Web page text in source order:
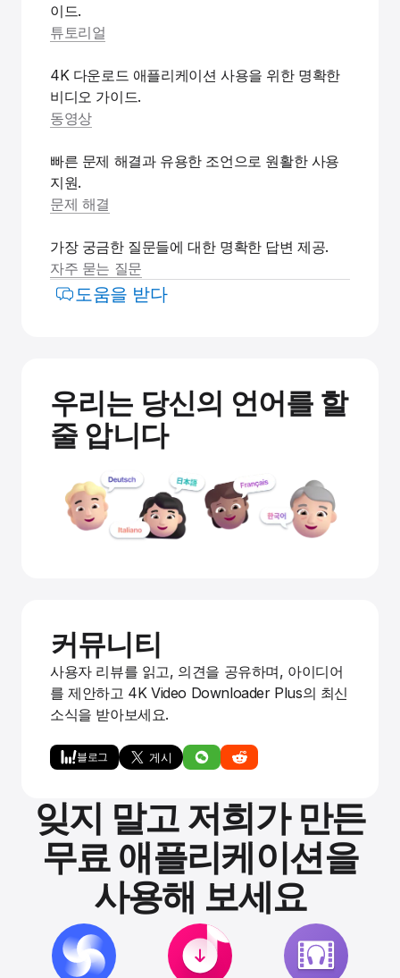
이드.
튜토리얼
4K 다운로드 애플리케이션 사용을 위한 명확한
비디오 가이드.
동영상
빠른 문제 해결과 유용한 조언으로 원활한 사용
지원.
문제 해결
가장 궁금한 질문들에 대한 명확한 답변 제공.
자주 묻는 질문
도움을 받다
우리는 당신의 언어를 할
줄 압니다
커뮤니티
사용자 리뷰를 읽고, 의견을 공유하며, 아이디어
를 제안하고 4K Video Downloader Plus의 최신
소식을 받아보세요.
블로그
잊지 말고 저희가 만든
무료 애플리케이션을
사용해 보세요